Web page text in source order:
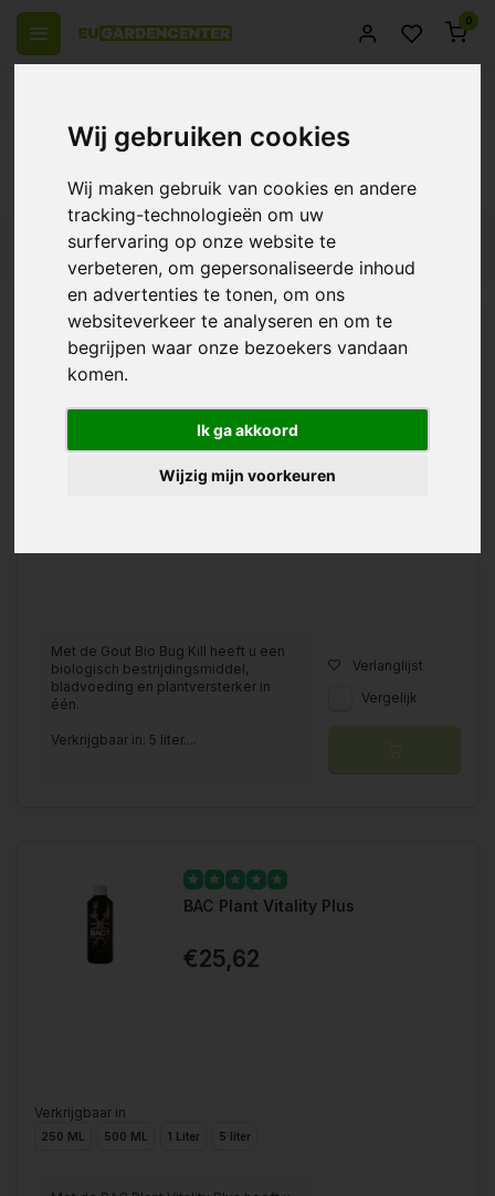
Wij gebruiken cookies
Wij maken gebruik van cookies en andere
tracking-technologieën om uw
surfervaring op onze website te
verbeteren, om gepersonaliseerde inhoud
en advertenties te tonen, om ons
websiteverkeer te analyseren en om te
begrijpen waar onze bezoekers vandaan
komen.
Ik ga akkoord
Wijzig mijn voorkeuren
0
Terug
Producten getagd met Bestrijdingsmiddel
Gout Bio Bug Kill
€21,95
Met de Gout Bio Bug Kill heeft u een
biologisch bestrijdingsmiddel,
bladvoeding en plantversterker in
één.
Verkrijgbaar in: 5 liter....
Verlanglijst
Vergelijk
BAC Plant Vitality Plus
€25,62
Verkrijgbaar in
250 ML 500 ML 1 Liter 5 liter